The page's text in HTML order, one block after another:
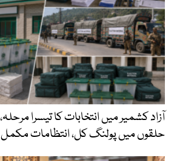
حلقوں میں پولنگ کل، انتظامات مکمل